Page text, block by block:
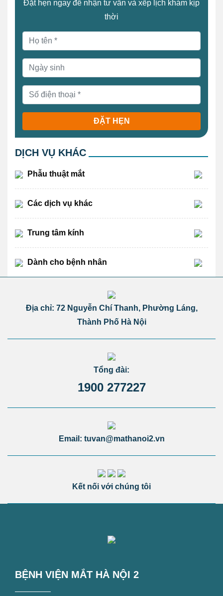
Đặt hẹn ngay để nhận tư vấn và xếp lịch khám kịp
thời
ĐẶT HẸN
DỊCH VỤ KHÁC
Phẫu thuật mắt
Các dịch vụ khác
Trung tâm kính
Dành cho bệnh nhân
Địa chỉ: 72 Nguyễn Chí Thanh, Phường Láng,
Thành Phố Hà Nội
Tổng đài:
1900 277227
Email: tuvan@mathanoi2.vn
Kết nối với chúng tôi
BỆNH VIỆN MẮT HÀ NỘI 2